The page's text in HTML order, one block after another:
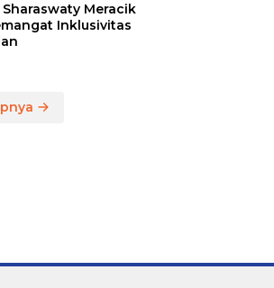
Meracik
Inklusivitas